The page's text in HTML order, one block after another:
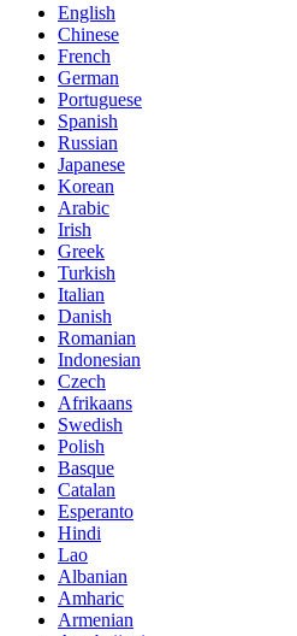
English
Chinese
French
German
Portuguese
Spanish
Russian
Japanese
Korean
Arabic
Irish
Greek
Turkish
Italian
Danish
Romanian
Indonesian
Czech
Afrikaans
Swedish
Polish
Basque
Catalan
Esperanto
Hindi
Lao
Albanian
Amharic
Armenian